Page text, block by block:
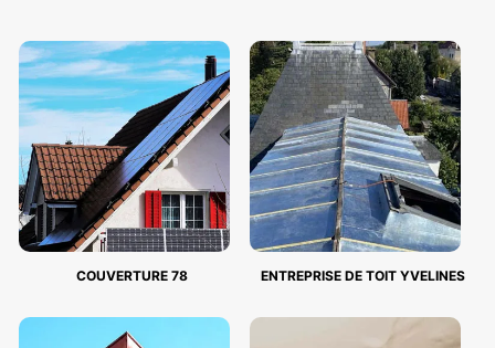
COUVERTURE 78 ENTREPRISE DE TOIT YVELINES